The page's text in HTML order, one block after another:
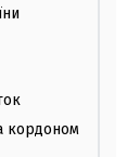
кордоном